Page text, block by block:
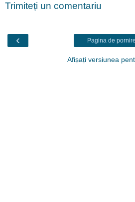
Trimiteți un comentariu
‹ Pagina de pornire
Afișați versiunea